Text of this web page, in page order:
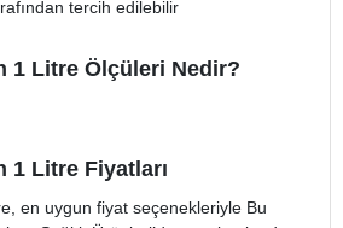
tercih edilebilir
1 Litre Ölçüleri Nedir?
1 Litre Fiyatları
en uygun fiyat seçenekleriyle Bu